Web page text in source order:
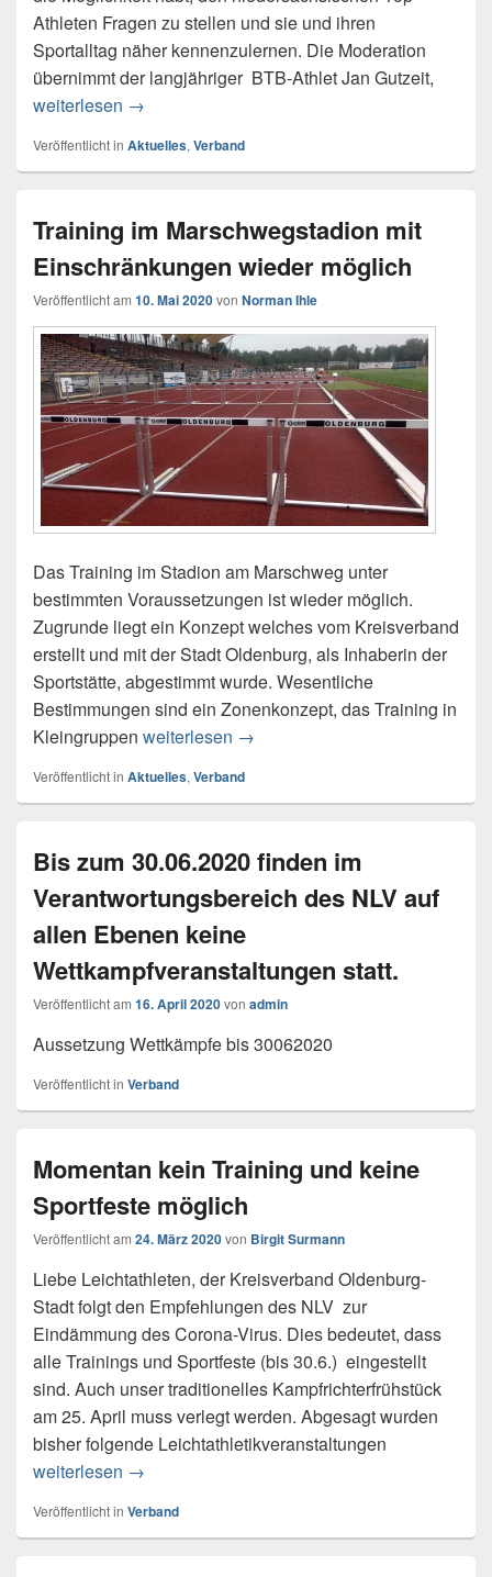
Athleten Fragen zu stellen und sie und ihren
Sportalltag näher kennenzulernen. Die Moderation
übernimmt der langjähriger BTB-Athlet Jan Gutzeit,
weiterlesen Oldenburger Leichtathlet moderiert virtuelle
→
Veröffentlicht in Aktuelles, Verband
Training im Marschwegstadion mit
Einschränkungen wieder möglich
Veröffentlicht am 10. Mai 2020von Norman Ihle
Das Training im Stadion am Marschweg unter
bestimmten Voraussetzungen ist wieder möglich.
Zugrunde liegt ein Konzept welches vom Kreisverband
erstellt und mit der Stadt Oldenburg, als Inhaberin der
Sportstätte, abgestimmt wurde. Wesentliche
Bestimmungen sind ein Zonenkonzept, das Training in
Kleingruppen weiterlesen Training im Marschwegstadion
→
Veröffentlicht in Aktuelles,Verband
Bis zum 30.06.2020 finden im
Verantwortungsbereich des NLV auf
allen Ebenen keine
Wettkampfveranstaltungen statt.
Veröffentlicht am 16. April 2020von admin
Aussetzung Wettkämpfe bis 30062020
Veröffentlicht in Verband
Momentan kein Training und keine
Sportfeste möglich
Veröffentlicht am 24. März 2020von Birgit Surmann
Liebe Leichtathleten, der Kreisverband Oldenburg-
Stadt folgt den Empfehlungen des NLV zur
Eindämmung des Corona-Virus. Dies bedeutet, dass
alle Trainings und Sportfeste (bis 30.6.) eingestellt
sind. Auch unser traditionelles Kampfrichterfrühstück
am 25. April muss verlegt werden. Abgesagt wurden
bisher folgende Leichtathletikveranstaltungen
weiterlesen Momentan kein Training und keine Sportfeste
→
Veröffentlicht in Verband